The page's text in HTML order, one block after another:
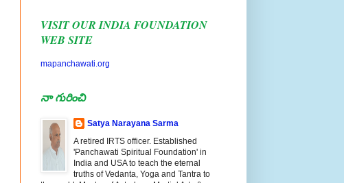
VISIT OUR INDIA FOUNDATION
WEB SITE
mapanchawati.org
నా గురించి
Satya Narayana Sarma
A retired IRTS officer. Established
'Panchawati Spiritual Foundation' in
India and USA to teach the eternal
truths of Vedanta, Yoga and Tantra to